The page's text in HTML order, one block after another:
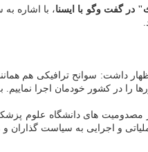
در گفت وگو با ایسنا، با اشاره
داشت: سوانح ترافیكی هم
در كشور خودمان اجرا نماییم.
ایمنی و پیشگیری از مصدومیت
و اجرایی به سیاست گذاران